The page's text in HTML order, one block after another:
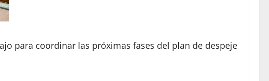
para coordinar las próximas fases del plan de despeje